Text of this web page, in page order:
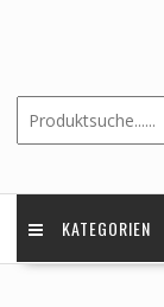
KATEGORIEN